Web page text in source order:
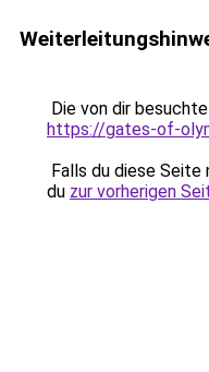
Die von dir
https://gates-of-
Falls du diese
du zur vorherigen